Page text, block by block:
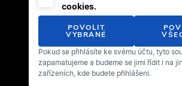
Český svaz tanečního
Zátopkova 100/2
169 00 Praha 6 - Břevnov
cookies.
POVOLIT
VYBRANÉ
Pokud se přihlásíte ke svému účtu, tyto
zapamatujeme a budeme se jimi řídit i na
zařízeních, kde budete přihlášeni.